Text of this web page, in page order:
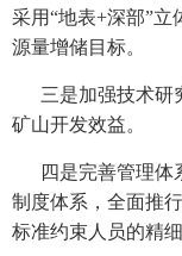
采用“地表+深部”
源量增储目标。
三是加强技术研
矿山开发效益。
四是完善管理
制度体系，全面推
标准约束人员的精